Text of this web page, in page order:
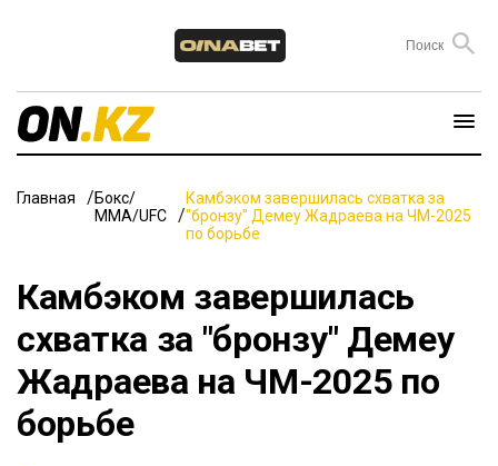
Главная
Бокс/
ММА/UFC
Камбэком завершилась схватка за
"бронзу" Демеу Жадраева на ЧМ-2025
по борьбе
Камбэком завершилась
схватка за "бронзу" Демеу
Жадраева на ЧМ-2025 по
борьбе